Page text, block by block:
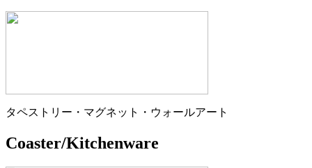
タペストリー・マグネット・ウォールアート
Coaster/Kitchenware